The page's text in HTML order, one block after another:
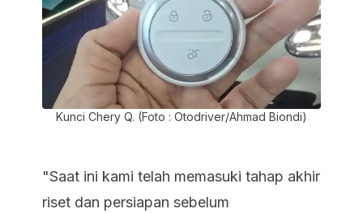
Kunci Chery Q. (Foto : Otodriver/Ahmad Biondi)
"Saat ini kami telah memasuki tahap akhir
riset dan persiapan sebelum